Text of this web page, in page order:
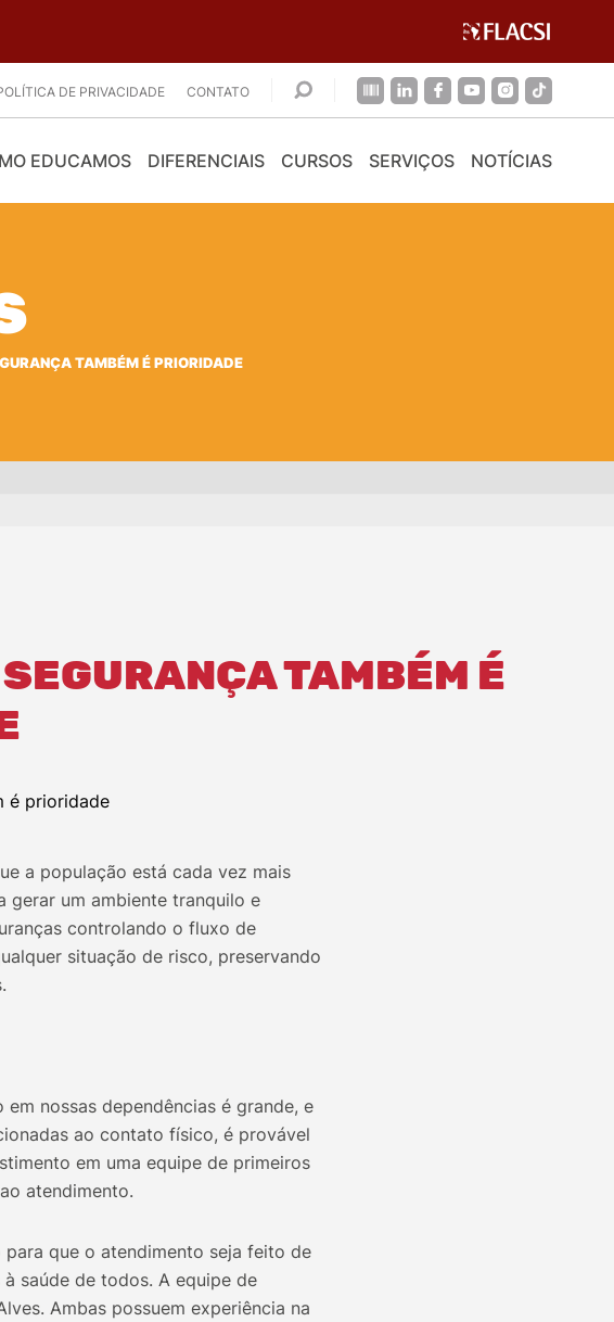
DE PRIVACIDADE CONTATO
EDUCAMOS DIFERENCIAIS CURSOS SERVIÇOS NOTÍCIAS
TAMBÉM É PRIORIDADE
TAMBÉM É
a população está cada vez mais
gerar um ambiente tranquilo e
controlando o fluxo de
situação de risco, preservando
nossas dependências é grande, e
ao contato físico, é provável
em uma equipe de primeiros
atendimento.
que o atendimento seja feito de
saúde de todos. A equipe de
Ambas possuem experiência na